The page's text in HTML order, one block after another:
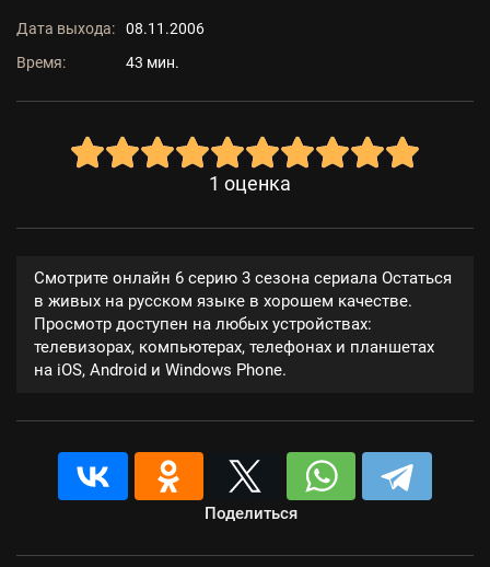
Дата выхода:
08.11.2006
Время:
43 мин.
1 оценка
Смотрите онлайн 6 серию 3 сезона сериала Остаться
в живых на русском языке в хорошем качестве.
Просмотр доступен на любых устройствах:
телевизорах, компьютерах, телефонах и планшетах
на iOS, Android и Windows Phone.
Поделиться